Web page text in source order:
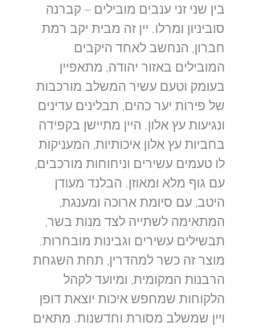
בין שני זני ענבים מובילים – קברנה
סוביניון ומרלו. יין זה מבית יקב רמת
חברון, הנחשב לאחד היקבים
המובילים באזור יהודה, מתאפיין
בעומק וטעם עשיר המשלב מורכבות
של פירות יער כהים, תבלינים עדינים
ונגיעות עץ אלון. היין מתיישן בקפידה
בחביות עץ אלון איכותיות, המעניקות
לו טעמים עשירים וניחוחות מורכבים,
עם גוף מלא ומאוזן. הבלנד מעודן
היטב, עם סיומת ארוכה ומענגת,
המתאימה לשתייה לצד מנות בשר,
תבשילים עשירים וגבינות מובחרות.
מוצר זה כשר למהדרין, תחת השגחת
הרבנות המקומית, ומיועד לקהל
הלקוחות שמחפש איכות יוצאת דופן
ויין שמשלב מסורת וחדשנות. מתאים